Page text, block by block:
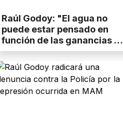
Raúl Godoy: "El agua no
puede estar pensado en
función de las ganancias de
las empresas"